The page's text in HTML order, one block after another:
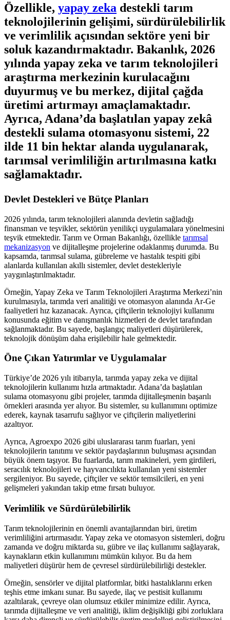
Özellikle, yapay zeka destekli tarım
teknolojilerinin gelişimi, sürdürülebilirlik
ve verimlilik açısından sektöre yeni bir
soluk kazandırmaktadır. Bakanlık, 2026
yılında yapay zeka ve tarım teknolojileri
araştırma merkezinin kurulacağını
duyurmuş ve bu merkez, dijital çağda
üretimi artırmayı amaçlamaktadır.
Ayrıca, Adana’da başlatılan yapay zekâ
destekli sulama otomasyonu sistemi, 22
ilde 11 bin hektar alanda uygulanarak,
tarımsal verimliliğin artırılmasına katkı
sağlamaktadır.
Devlet Destekleri ve Bütçe Planları
2026 yılında, tarım teknolojileri alanında devletin sağladığı
finansman ve teşvikler, sektörün yenilikçi uygulamalara yönelmesini
teşvik etmektedir. Tarım ve Orman Bakanlığı, özellikle tarımsal
mekanizasyon ve dijitalleşme projelerine odaklanmış durumda. Bu
kapsamda, tarımsal sulama, gübreleme ve hastalık tespiti gibi
alanlarda kullanılan akıllı sistemler, devlet destekleriyle
yaygınlaştırılmaktadır.
Örneğin, Yapay Zeka ve Tarım Teknolojileri Araştırma Merkezi’nin
kurulmasıyla, tarımda veri analitiği ve otomasyon alanında Ar-Ge
faaliyetleri hız kazanacak. Ayrıca, çiftçilerin teknolojiyi kullanımı
konusunda eğitim ve danışmanlık hizmetleri de devlet tarafından
sağlanmaktadır. Bu sayede, başlangıç maliyetleri düşürülerek,
teknolojik dönüşüm daha erişilebilir hale gelmektedir.
Öne Çıkan Yatırımlar ve Uygulamalar
Türkiye’de 2026 yılı itibarıyla, tarımda yapay zeka ve dijital
teknolojilerin kullanımı hızla artmaktadır. Adana’da başlatılan
sulama otomasyonu gibi projeler, tarımda dijitalleşmenin başarılı
örnekleri arasında yer alıyor. Bu sistemler, su kullanımını optimize
ederek, kaynak tasarrufu sağlıyor ve çiftçilerin maliyetlerini
azaltıyor.
Ayrıca, Agroexpo 2026 gibi uluslararası tarım fuarları, yeni
teknolojilerin tanıtımı ve sektör paydaşlarının buluşması açısından
büyük önem taşıyor. Bu fuarlarda, tarım makineleri, yem girdileri,
seracılık teknolojileri ve hayvancılıkta kullanılan yeni sistemler
sergileniyor. Bu sayede, çiftçiler ve sektör temsilcileri, en yeni
gelişmeleri yakından takip etme fırsatı buluyor.
Verimlilik ve Sürdürülebilirlik
Tarım teknolojilerinin en önemli avantajlarından biri, üretim
verimliliğini artırmasıdır. Yapay zeka ve otomasyon sistemleri, doğru
zamanda ve doğru miktarda su, gübre ve ilaç kullanımı sağlayarak,
kaynakların etkin kullanımını mümkün kılıyor. Bu da hem
maliyetleri düşürür hem de çevresel sürdürülebilirliği destekler.
Örneğin, sensörler ve dijital platformlar, bitki hastalıklarını erken
teşhis etme imkanı sunar. Bu sayede, ilaç ve pestisit kullanımı
azaltılarak, çevreye olan olumsuz etkiler minimize edilir. Ayrıca,
tarımda dijitalleşme ve veri analitiği, iklim değişikliği gibi zorluklara